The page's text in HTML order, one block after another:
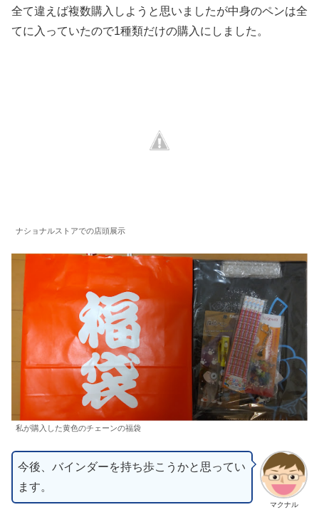
全て違えば複数購入しようと思いましたが中身のペンは全
てに入っていたので1種類だけの購入にしました。
ナショナルストアでの店頭展示
私が購入した黄色のチェーンの福袋
マクナル
今後、バインダーを持ち歩こうかと思ってい
ます。